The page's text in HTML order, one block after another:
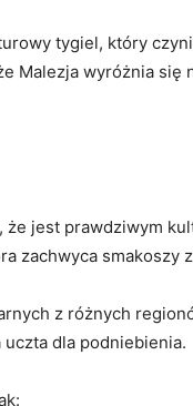
tygiel,⁤ który
​Malezja wyróżnia się
jest prawdziwym
zachwyca​ smakoszy⁣ z
z ⁢różnych
dla ⁤podniebienia.